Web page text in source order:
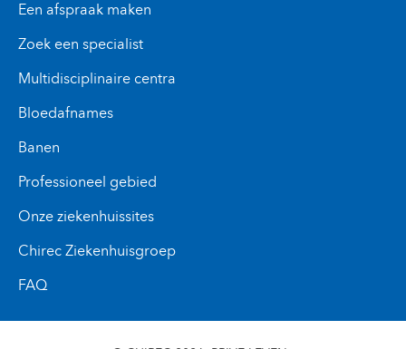
Een afspraak maken
Zoek een specialist
Multidisciplinaire centra
Bloedafnames
Banen
Professioneel gebied
Onze ziekenhuissites
Chirec Ziekenhuisgroep
FAQ